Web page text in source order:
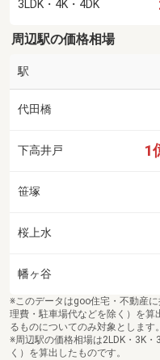
3LDK・4K・4DK
周辺駅の価格相場
駅
代田橋
下高井戸 1
笹塚
桜上水
幡ヶ谷
※このデータはgoo住宅・不動産
理費・駐車場代などを除く）を
るものについてのみ対象とします。
※周辺駅の価格相場は2LDK・3K
く）を算出したものです。